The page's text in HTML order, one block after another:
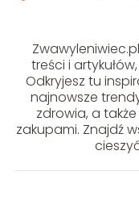
treści i
Odkryjesz tu
najnowsze
zdrowia, a
zakupami. Znajdź